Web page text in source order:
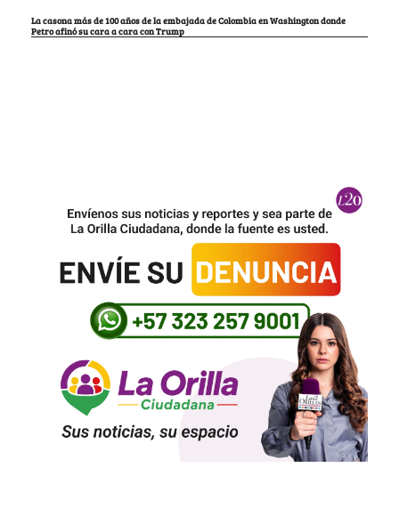
La casona más de 100 años de la embajada de Colombia en Washington donde
Petro afinó su cara a cara con Trump